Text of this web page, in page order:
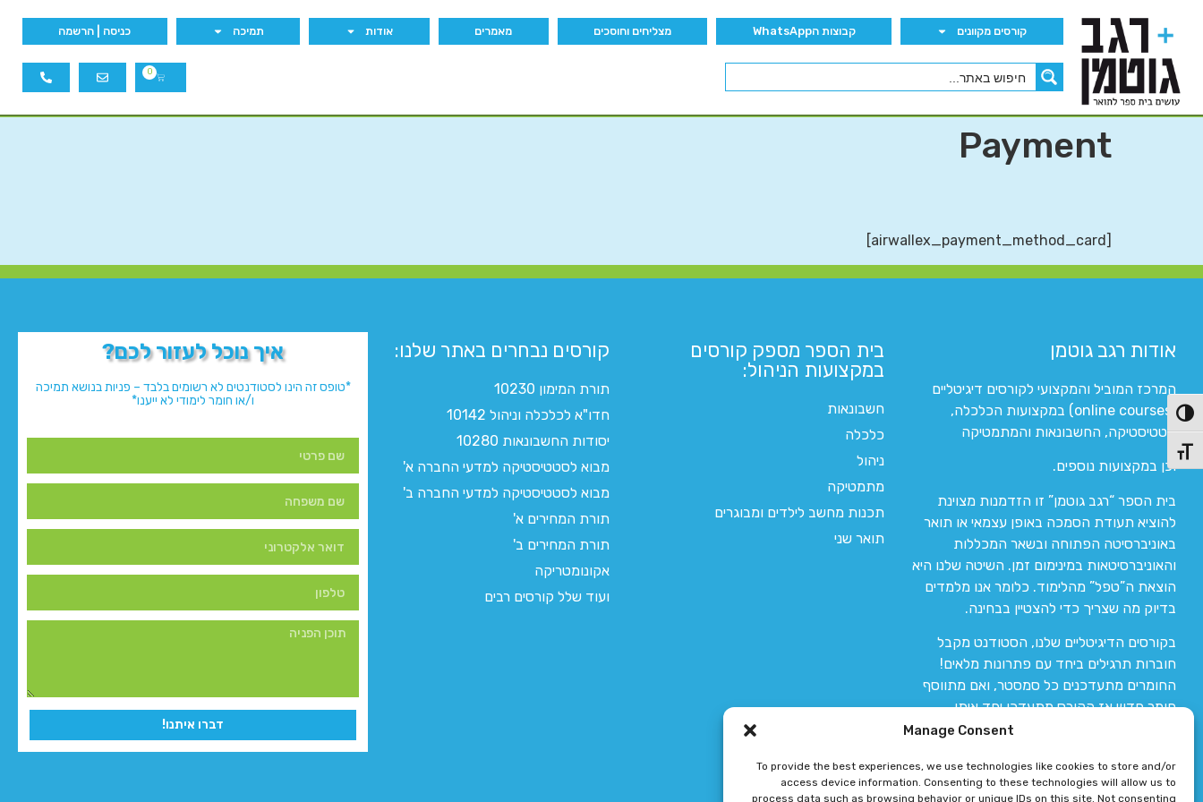
Manage Consent
To provide the best experiences, we use technologies like cookies to store and/or
access device information. Consenting to these technologies will allow us to
process data such as browsing behavior or unique IDs on this site. Not consenting
הפעל/כבה ניגודיות גבוהה
מתג גודל גופן
קורסים מקוונים קבוצות הWhatsApp מצליחים וחוסכים מאמרים אודות תמיכה כניסה | הרשמה
0
Payment
אודות רגב גוטמן
המרכז המוביל והמקצועי לקורסים דיגיטליים
(online courses) במקצועות הכלכלה,
סטטיסטיקה, החשבונאות והמתמטיקה
וכן במקצועות נוספים.
בית הספר “רגב גוטמן” זו הזדמנות מצוינת
להוציא תעודת הסמכה באופן עצמאי או תואר
באוניברסיטה הפתוחה ובשאר המכללות
והאוניברסיטאות במינימום זמן. השיטה שלנו היא
הוצאת ה”טפל” מהלימוד. כלומר אנו מלמדים
בדיוק מה שצריך כדי להצטיין בבחינה.
בקורסים הדיגיטליים שלנו, הסטודנט מקבל
חוברות תרגילים ביחד עם פתרונות מלאים!
החומרים מתעדכנים כל סמסטר, ואם מתווסף
חומר חדש אז הקורס מתעדכן יחד איתו.
בית הספר מספק קורסים
במקצועות הניהול:
חשבונאות
כלכלה
ניהול
מתמטיקה
תכנות מחשב לילדים ומבוגרים
תואר שני
קורסים נבחרים באתר שלנו:​
תורת המימון 10230
חדו"א לכלכלה וניהול 10142
יסודות החשבונאות 10280
מבוא לסטטיסטיקה למדעי החברה א'
מבוא לסטטיסטיקה למדעי החברה ב'
תורת המחירים א'
תורת המחירים ב'
אקונומטריקה
ועוד שלל קורסים רבים
איך נוכל לעזור לכם?
*טופס זה הינו לסטודנטים לא רשומים בלבד – פניות בנושא תמיכה
ו/או חומר לימודי לא ייענו*
דברו איתנו!